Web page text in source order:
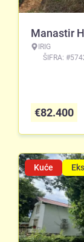
Manastir
IRIG
ŠIFRA:
€82.400
Kuće